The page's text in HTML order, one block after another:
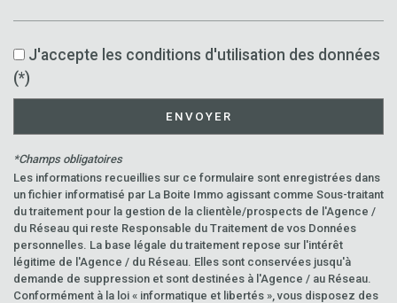
J'accepte les conditions d'utilisation des données
(*)
ENVOYER
*Champs obligatoires
Les informations recueillies sur ce formulaire sont enregistrées dans
un fichier informatisé par La Boite Immo agissant comme Sous-traitant
du traitement pour la gestion de la clientèle/prospects de l'Agence /
du Réseau qui reste Responsable du Traitement de vos Données
personnelles. La base légale du traitement repose sur l'intérêt
légitime de l'Agence / du Réseau. Elles sont conservées jusqu'à
demande de suppression et sont destinées à l'Agence / au Réseau.
Conformément à la loi « informatique et libertés », vous disposez des